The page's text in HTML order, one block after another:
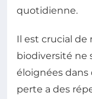
quotidienne.
Il est crucial de
biodiversité ne
éloignées dans
perte a des